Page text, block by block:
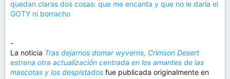
quedan claras dos cosas: que me encanta y que no le daría el
GOTY ni borracho
-
La noticia Tras dejarnos domar wyverns, Crimson Desert
estrena otra actualización centrada en los amantes de las
mascotas y los despistados fue publicada originalmente en